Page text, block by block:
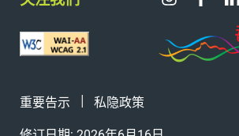
重要告示 私隐政策